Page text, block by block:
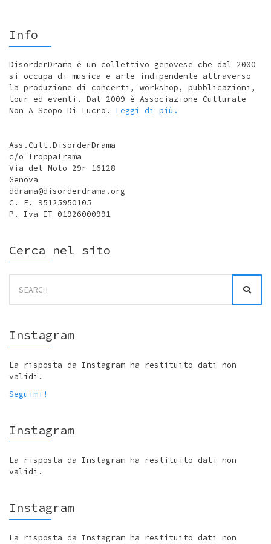
Info
DisorderDrama è un collettivo genovese che dal 2000
si occupa di musica e arte indipendente attraverso
la produzione di concerti, workshop, pubblicazioni,
tour ed eventi. Dal 2009 è Associazione Culturale
Non A Scopo Di Lucro. Leggi di più.
Ass.Cult.DisorderDrama
c/o TroppaTrama
Via del Molo 29r 16128
Genova
ddrama@disorderdrama.org
C. F. 95125950105
P. Iva IT 01926000991
Cerca nel sito
for:
Instagram
La risposta da Instagram ha restituito dati non
validi.
Seguimi!
Instagram
La risposta da Instagram ha restituito dati non
validi.
Instagram
La risposta da Instagram ha restituito dati non